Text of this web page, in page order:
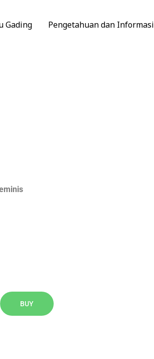
Gading Pengetahuan dan Informasi
BUY